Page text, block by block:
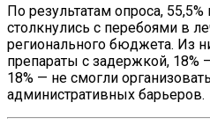
По результатам опроса,
столкнулись с перебоями в
регионального бюджета. Из
препараты с задержкой, 18%
18% — не смогли
административных барьеров.